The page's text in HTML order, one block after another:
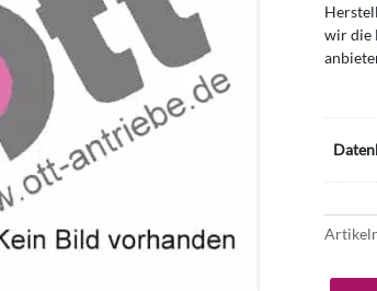
wir die